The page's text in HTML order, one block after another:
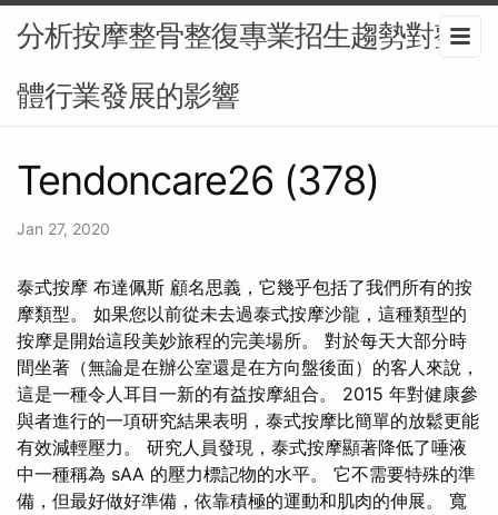
分析按摩整骨整復專業招生趨勢對整
體行業發展的影響
Tendoncare26 (378)
Jan 27, 2020
泰式按摩 布達佩斯 顧名思義，它幾乎包括了我們所有的按
摩類型。 如果您以前從未去過泰式按摩沙龍，這種類型的
按摩是開始這段美妙旅程的完美場所。 對於每天大部分時
間坐著（無論是在辦公室還是在方向盤後面）的客人來說，
這是一種令人耳目一新的有益按摩組合。 2015 年對健康參
與者進行的一項研究結果表明，泰式按摩比簡單的放鬆更能
有效減輕壓力。 研究人員發現，泰式按摩顯著降低了唾液
中一種稱為 sAA 的壓力標記物的水平。 它不需要特殊的準
備，但最好做好準備，依靠積極的運動和肌肉的伸展。 寬